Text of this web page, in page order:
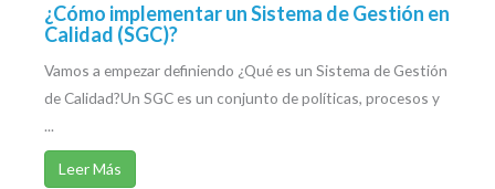
¿Cómo implementar un Sistema de Gestión en
Calidad (SGC)?
Vamos a empezar definiendo ¿Qué es un Sistema de Gestión
de Calidad?Un SGC es un conjunto de políticas, procesos y
...
Leer Más